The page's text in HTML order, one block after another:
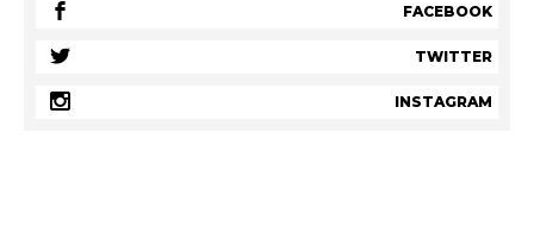
FACEBOOK
TWITTER
INSTAGRAM